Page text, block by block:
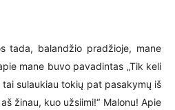
tada, balandžio pradžioje, mane
mane buvo pavadintas „Tik keli
tai sulaukiau tokių pat pasakymų iš
žinau, kuo užsiimi!“ Malonu! Apie